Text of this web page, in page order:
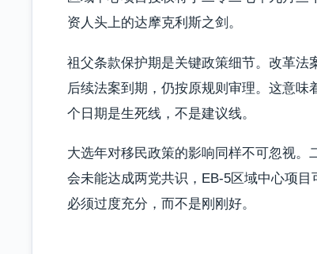
资人头上的达摩克利斯之剑。
祖父条款保护期是关键政策细节。改革
后续法案到期，仍按原规则审理。这意
个日期是生死线，不是建议线。
大选年对移民政策的影响同样不可忽视。
会未能达成两党共识，EB-5区域中心项
必须过度充分，而不是刚刚好。